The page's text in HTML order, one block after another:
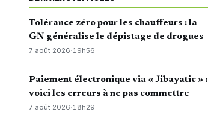
Tolérance zéro pour les chauffeurs : la
GN généralise le dépistage de drogues
7 août 2026·19h56
Paiement électronique via « Jibayatic » :
voici les erreurs à ne pas commettre
7 août 2026· 18h29